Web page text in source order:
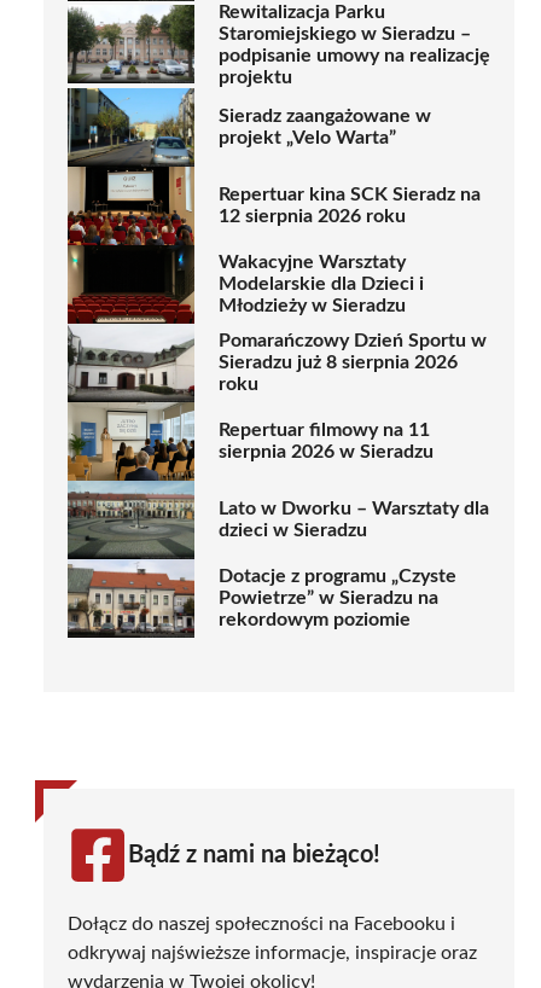
Rewitalizacja Parku
Staromiejskiego w Sieradzu –
podpisanie umowy na realizację
projektu
Sieradz zaangażowane w
projekt „Velo Warta”
Repertuar kina SCK Sieradz na
12 sierpnia 2026 roku
Wakacyjne Warsztaty
Modelarskie dla Dzieci i
Młodzieży w Sieradzu
Pomarańczowy Dzień Sportu w
Sieradzu już 8 sierpnia 2026
roku
Repertuar filmowy na 11
sierpnia 2026 w Sieradzu
Lato w Dworku – Warsztaty dla
dzieci w Sieradzu
Dotacje z programu „Czyste
Powietrze” w Sieradzu na
rekordowym poziomie
Bądź z nami na bieżąco!
Dołącz do naszej społeczności na Facebooku i
odkrywaj najświeższe informacje, inspiracje oraz
wydarzenia w Twojej okolicy!